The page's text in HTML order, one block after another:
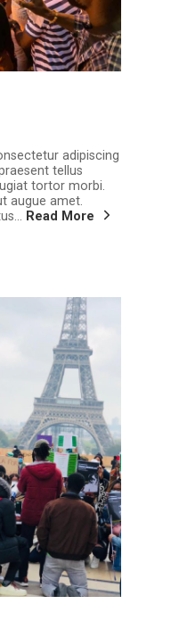
adipiscing
tellus
tortor morbi.
augue amet.
Read More